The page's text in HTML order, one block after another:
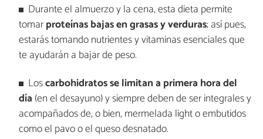
Durante el almuerzo y la cena, esta dieta permite
tomarproteínas bajas en grasas y verduras; así pues,
estarás tomando nutrientes y vitaminas esenciales que
te ayudarán a bajar de peso.
Loscarbohidratos se limitan a primera hora del
día (en el desayuno) y siempre deben de ser integrales y
acompañados de, o bien, mermelada light o embutidos
como el pavo o el queso desnatado.